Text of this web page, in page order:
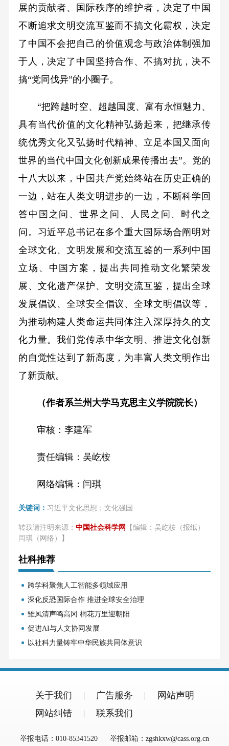
展的贡献者、国际秩序的维护者，决定了中国
不断追求文明交流互鉴而不搞文化霸权，决定
了中国不会把自己的价值观念与政治体制强加
于人，决定了中国坚持合作、不搞对抗，决不
搞“党同伐异”的小圈子。
“把跨越时空、超越国度、富有永恒魅力、
具有当代价值的文化精神弘扬起来，把继承传
统优秀文化又弘扬时代精神、立足本国又面向
世界的当代中国文化创新成果传播出去”。党的
十八大以来，中国共产党始终站在历史正确的
一边，站在人类文明进步的一边，不断科学回
答中国之问、世界之问、人民之问、时代之
问。习近平总书记在多个重大国际场合阐明对
全球文化、文明发展和交流互鉴的一系列中国
立场、中国方案，提出共同推动文化繁荣发
展、文化遗产保护、文明交流互鉴，提出全球
发展倡议、全球安全倡议、全球文明倡议等，
为推动构建人类命运共同体注入深厚持久的文
化力量。我们党传承中华文明、推进文化创新
的自觉性达到了新高度，为丰富人类文明作出
了新贡献。
（作者系兰州大学马克思主义学院院长）
审核：李建军
责任编辑：吴屹桉
网络编辑：闫琪
关键词： 习近平文化思想；文化强国
转载请注明来源： 中国社会科学网
【编辑：吴屹桉（报纸）
闫琪（网络）】
社科推荐
跨学科聚焦人工智能多领域应用
深化反恐国际合作 推进全球安全治理
雏凤清声鸣高冈 桐花万里迎朝阳
促进AI与人文协同发展
以社科力量铸牢中华民族共同体意识
关于我们 广告服务
网站声明
网站纠错
联系我们
举报电话：010-85341520 举报邮箱：zgshkxw@cass.org.cn